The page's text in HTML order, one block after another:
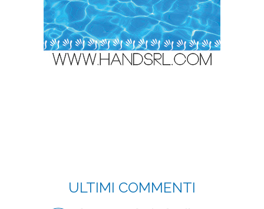
ULTIMI COMMENTI